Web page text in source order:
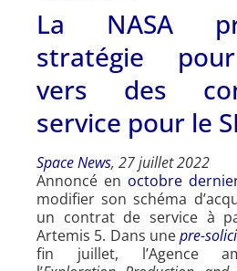
La NASA
stratégie
vers des
service pour le
Space News, 27 juillet 2022
Annoncé en octobre
modifier son schéma
un contrat de service à
Artemis 5. Dans unepre-
fin juillet, l’Agence